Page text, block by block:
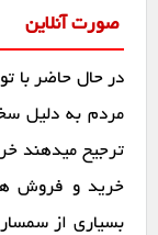
صورت آنلاین
در حال حاضر با
مردم به دلیل
ترجیح میدهند
خرید و فروش
بسیاری از